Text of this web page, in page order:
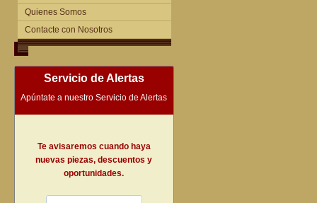
Quienes Somos
Contacte con Nosotros
Servicio de Alertas
Apúntate a nuestro Servicio de Alertas
Te avisaremos cuando haya
nuevas piezas, descuentos y
oportunidades.